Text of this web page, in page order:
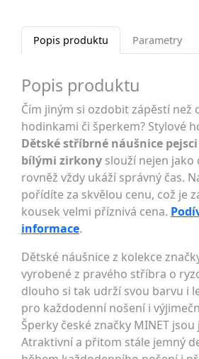
Popis produktu Parametry
Popis produktu
Čím jiným si ozdobit zápěstí než
hodinkami či šperkem? Stylové
Dětské stříbrné náušnice
bílými zirkony slouží nejen jako
rovněž vždy ukáží správný čas.
pořídíte za skvělou cenu, což je
kousek velmi příznivá cena.
informace.
Dětské náušnice z kolekce
vyrobené z pravého stříbra o
dlouho si tak udrží svou barvu i
pro každodenní nošení i
Šperky české značky MINET jsou
Atraktivní a přitom stále jemný